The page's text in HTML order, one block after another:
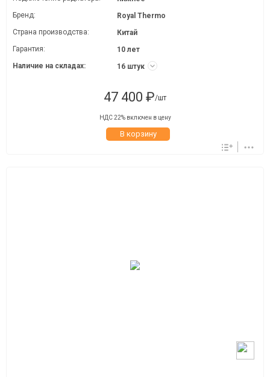
Бренд:
Royal Thermo
Страна производства:
Китай
Гарантия:
10 лет
Наличие на складах:
16 штук
47 400 ₽/шт
НДС 22% включен в цену
В корзину